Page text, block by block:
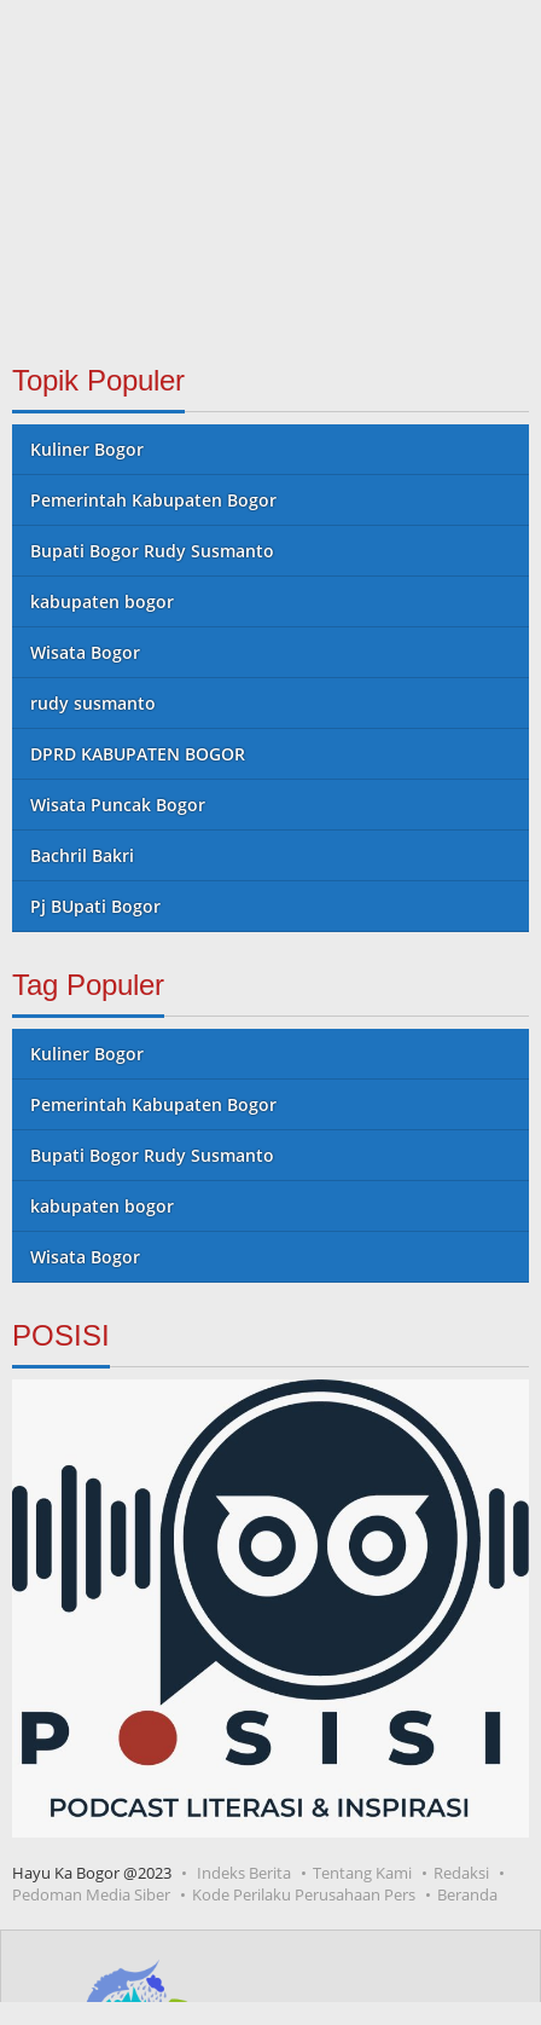
Topik Populer
Kuliner Bogor
Pemerintah Kabupaten Bogor
Bupati Bogor Rudy Susmanto
kabupaten bogor
Wisata Bogor
rudy susmanto
DPRD KABUPATEN BOGOR
Wisata Puncak Bogor
Bachril Bakri
Pj BUpati Bogor
Tag Populer
Kuliner Bogor
Pemerintah Kabupaten Bogor
Bupati Bogor Rudy Susmanto
kabupaten bogor
Wisata Bogor
POSISI
Hayu Ka Bogor @2023 Indeks Berita Tentang Kami
Redaksi
Pedoman Media Siber
Kode Perilaku Perusahaan Pers Beranda